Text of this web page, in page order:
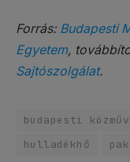
Forrás: Budapesti
Egyetem,
Sajtószolgálat.
budapesti
hulladékhő